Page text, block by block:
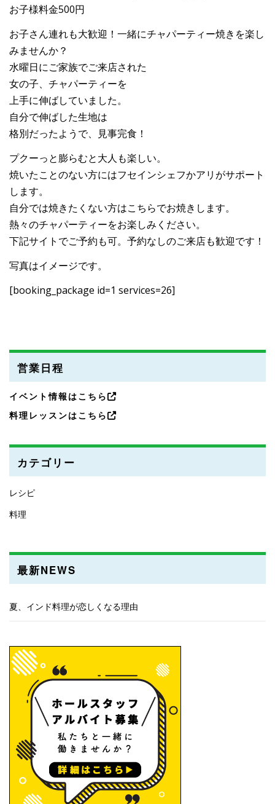
お子様料金500円
お子さん連れも大歓迎！一緒にチャパーティー焼きを楽し
みませんか？
水曜日にご家族でご来店された
女の子、チャパーティーを
上手に伸ばしていました。
自分で伸ばした生地は
格別だったようで、見事完食！
プクーっと膨らむと大人も楽しい。
焼いたことのない方にはフセインシェフかアリがサポート
します。
自分では焼きたくない方はこちらでお焼きします。
熱々のチャパーティーをお楽しみください。
下記サイトでご予約も可。予約なしのご来店も歓迎です！
写真はイメージです。
[booking_package id=1 services=26]
営業日程
イベント情報はこちら
料理レッスンはこちら
カテゴリー
レシピ
料理
最新NEWS
夏、インド料理が恋しくなる理由